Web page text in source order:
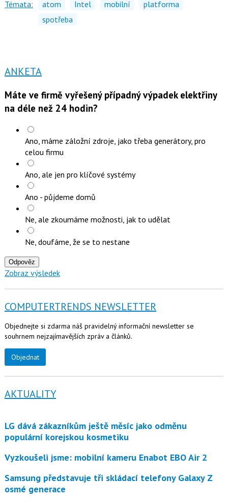
Témata: atom Intel mobilní
platforma
spotřeba
ANKETA
Máte ve firmě vyřešený případný výpadek elektřiny
na déle než 24 hodin?
Ano, máme záložní zdroje, jako třeba generátory, pro
celou firmu
Ano, ale jen pro klíčové systémy
Ano - půjdeme domů
Ne, ale zkoumáme možnosti, jak to udělat
Ne, doufáme, že se to nestane
Odpověz
Zobraz výsledek
COMPUTERTRENDS NEWSLETTER
Objednejte si zdarma náš pravidelný informační newsletter se
souhrnem nejzajímavějších zpráv a článků.
Objednat
AKTUALITY
LG dává zákazníkům ještě měsíc jako odměnu
populární korejskou kosmetiku
Vyzkoušeli jsme: mobilní kameru Enabot EBO Air 2
Samsung představuje tři skládací telefony Galaxy Z
osmé generace